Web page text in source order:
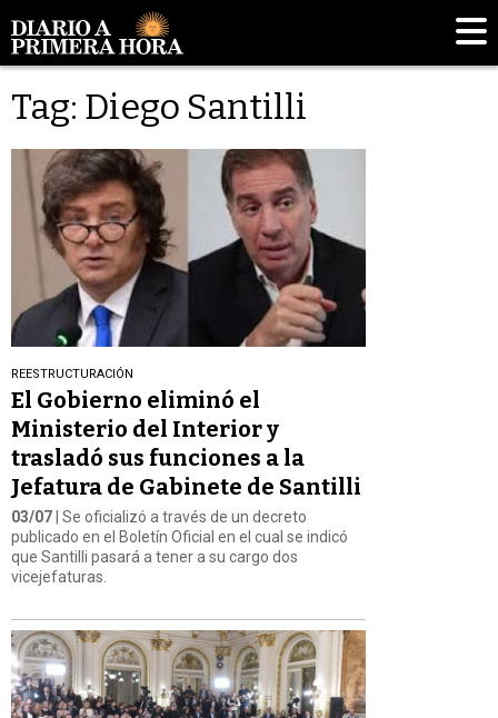
Tag: Diego Santilli
REESTRUCTURACIÓN
El Gobierno eliminó el
Ministerio del Interior y
trasladó sus funciones a la
Jefatura de Gabinete de Santilli
03/07 | Se oficializó a través de un decreto
publicado en el Boletín Oficial en el cual se indicó
que Santilli pasará a tener a su cargo dos
vicejefaturas.